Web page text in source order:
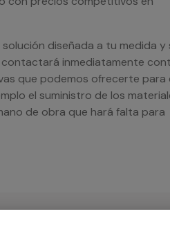
diseñada a tu medida y
contactará inmediatamente
que podemos ofrecerte para
el suministro de los
de obra que hará falta para